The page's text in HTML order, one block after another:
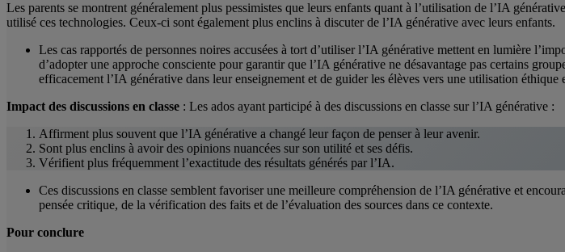
Les parents se montrent généralement plus pessimistes que leurs enfants quant à l’utilisation de l’IA
utilisé ces technologies. Ceux-ci sont également plus enclins à discuter de l’IA générative avec leurs enfants.
Les cas rapportés de personnes noires accusées à tort d’utiliser l’IA générative mettent en lumière
d’adopter une approche consciente pour garantir que l’IA générative ne désavantage pas certains
efficacement l’IA générative dans leur enseignement et de guider les élèves vers une utilisation éthique
Impact des discussions en classe : Les ados ayant participé à des discussions en classe sur l’IA générative :
Affirment plus souvent que l’IA générative a changé leur façon de penser à leur avenir.
Sont plus enclins à avoir des opinions nuancées sur son utilité et ses défis.
Vérifient plus fréquemment l’exactitude des résultats générés par l’IA.
Ces discussions en classe semblent favoriser une meilleure compréhension de l’IA générative et
pensée critique, de la vérification des faits et de l’évaluation des sources dans ce contexte.
Pour conclure